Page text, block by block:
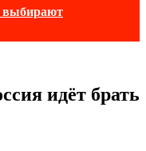
выбирают
идёт брать